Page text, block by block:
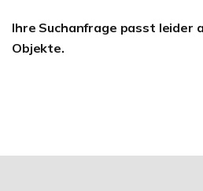
Ihre Suchanfrage passt leider
Objekte.